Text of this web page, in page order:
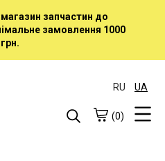
запчастин до
замовлення 1000
грн.
RU UA
(0)